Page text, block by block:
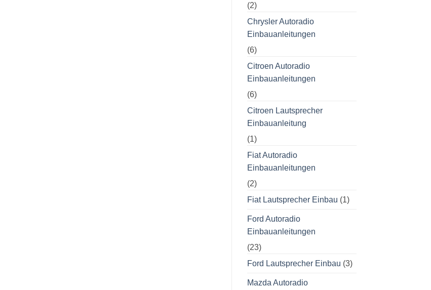
(2)
Chrysler Autoradio
Einbauanleitungen
(6)
Citroen Autoradio
Einbauanleitungen
(6)
Citroen Lautsprecher
Einbauanleitung
(1)
Fiat Autoradio
Einbauanleitungen
(2)
Fiat Lautsprecher Einbau (1)
Ford Autoradio
Einbauanleitungen
(23)
Ford Lautsprecher Einbau (3)
Mazda Autoradio